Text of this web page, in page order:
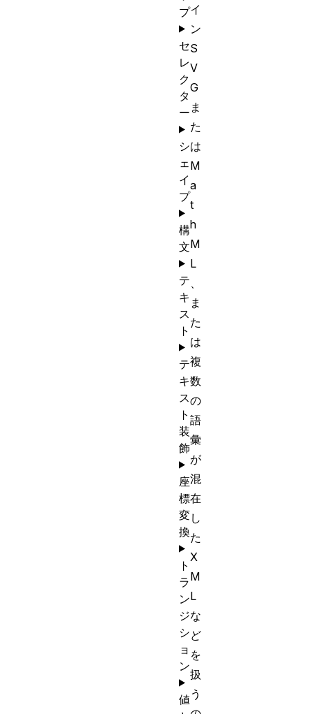
イ
ン
S
V
G
ま
た
は
M
a
t
h
M
L
、
ま
た
は
複
数
の
語
彙
が
混
在
し
た
X
M
L
な
ど
を
扱
う
プ
セ
レ
ク
タ
ー
シ
ェ
イ
プ
構
文
テ
キ
ス
ト
テ
キ
ス
ト
装
飾
座
標
変
換
ト
ラ
ン
ジ
シ
ョ
ン
値